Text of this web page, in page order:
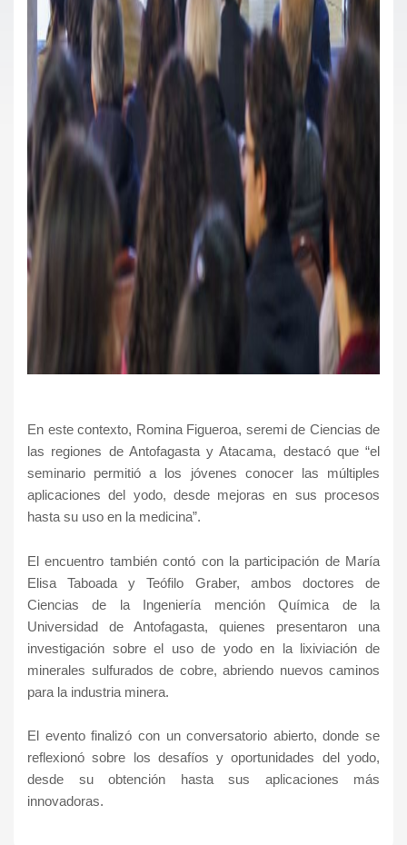
En este contexto, Romina Figueroa, seremi de Ciencias de
las regiones de Antofagasta y Atacama, destacó que “el
seminario permitió a los jóvenes conocer las múltiples
aplicaciones del yodo, desde mejoras en sus procesos
hasta su uso en la medicina”.
El encuentro también contó con la participación de María
Elisa Taboada y Teófilo Graber, ambos doctores de
Ciencias de la Ingeniería mención Química de la
Universidad de Antofagasta, quienes presentaron una
investigación sobre el uso de yodo en la lixiviación de
minerales sulfurados de cobre, abriendo nuevos caminos
para la industria minera.
El evento finalizó con un conversatorio abierto, donde se
reflexionó sobre los desafíos y oportunidades del yodo,
desde su obtención hasta sus aplicaciones más
innovadoras.